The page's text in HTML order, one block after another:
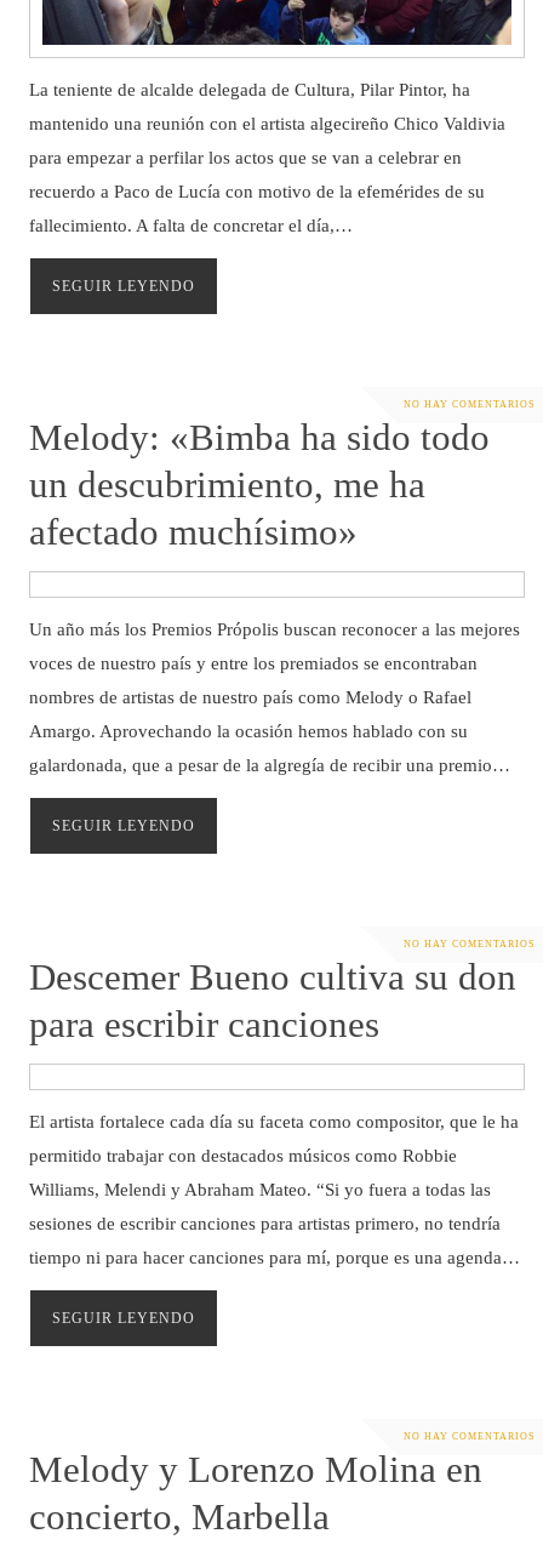
La teniente de alcalde delegada de Cultura, Pilar Pintor, ha
mantenido una reunión con el artista algecireño Chico Valdivia
para empezar a perfilar los actos que se van a celebrar en
recuerdo a Paco de Lucía con motivo de la efemérides de su
fallecimiento. A falta de concretar el día,…
SEGUIR LEYENDO
NO HAY COMENTARIOS
Melody: «Bimba ha sido todo
un descubrimiento, me ha
afectado muchísimo»
Un año más los Premios Própolis buscan reconocer a las mejores
voces de nuestro país y entre los premiados se encontraban
nombres de artistas de nuestro país como Melody o Rafael
Amargo. Aprovechando la ocasión hemos hablado con su
galardonada, que a pesar de la algregía de recibir una premio…
SEGUIR LEYENDO
NO HAY COMENTARIOS
Descemer Bueno cultiva su don
para escribir canciones
El artista fortalece cada día su faceta como compositor, que le ha
permitido trabajar con destacados músicos como Robbie
Williams, Melendi y Abraham Mateo. “Si yo fuera a todas las
sesiones de escribir canciones para artistas primero, no tendría
tiempo ni para hacer canciones para mí, porque es una agenda…
SEGUIR LEYENDO
NO HAY COMENTARIOS
Melody y Lorenzo Molina en
concierto, Marbella